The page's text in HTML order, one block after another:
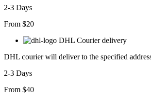
2-3 Days
From $20
DHL Courier delivery
DHL courier will deliver to the specified
2-3 Days
From $40